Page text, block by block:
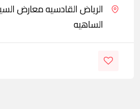
الرياض القادسيه معارض
الساهيه